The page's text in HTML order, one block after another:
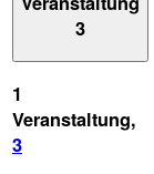
3
1
Veranstaltung,
3